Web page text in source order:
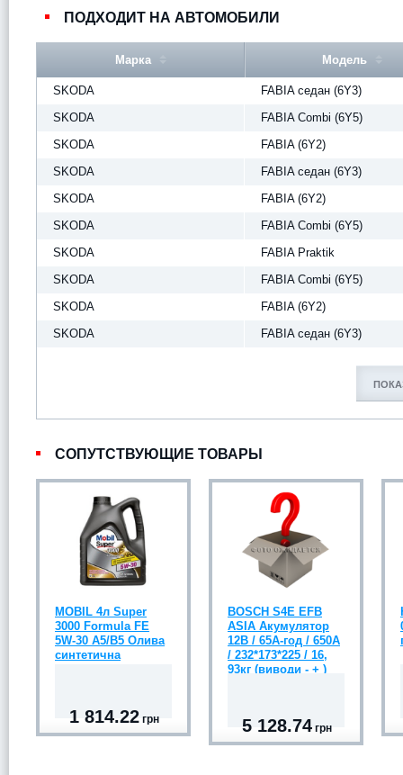
ПОДХОДИТ НА АВТОМОБИЛИ
Марка Модель
SKODA
FABIA седан (6Y3)
SKODA
FABIA Combi (6Y5)
SKODA
FABIA (6Y2)
SKODA
FABIA седан (6Y3)
SKODA
FABIA (6Y2)
SKODA
FABIA Combi (6Y5)
SKODA
FABIA Praktik
SKODA
FABIA Combi (6Y5)
SKODA
FABIA (6Y2)
SKODA
FABIA седан (6Y3)
СОПУТСТВУЮЩИЕ ТОВАРЫ
MOBIL 4л Super
3000 Formula FE
5W-30 A5/B5 Олива
синтетична
1 814.22 грн
BOSCH S4E EFB
ASIA Акумулятор
12В / 65А-год / 650А
/ 232*173*225 / 16,
93кг (виводи - + )
5 128.74 грн